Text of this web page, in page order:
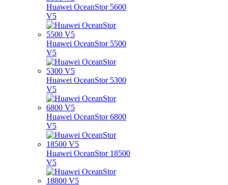
Huawei OceanStor 5600
V5
Huawei OceanStor 5500
V5
Huawei OceanStor 5300
V5
Huawei OceanStor 6800
V5
Huawei OceanStor 18500
V5